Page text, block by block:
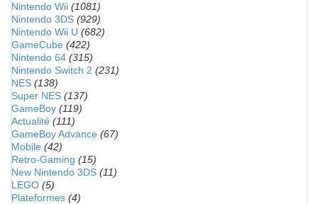
Nintendo Wii (1081)
Nintendo 3DS (929)
Nintendo Wii U (682)
GameCube (422)
Nintendo 64 (315)
Nintendo Switch 2 (231)
NES (138)
Super NES (137)
GameBoy (119)
Actualité (111)
GameBoy Advance (67)
Mobile (42)
Retro-Gaming (15)
New Nintendo 3DS (11)
LEGO (5)
Plateformes (4)